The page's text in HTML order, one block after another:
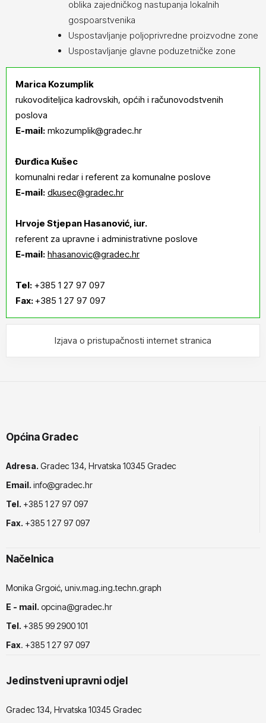
oblika zajedničkog nastupanja lokalnih
gospoarstvenika
Uspostavljanje poljoprivredne proizvodne zone
Uspostavljanje glavne poduzetničke zone
Marica Kozumplik
rukovoditeljica kadrovskih, općih i računovodstvenih
poslova
E-mail: mkozumplik@gradec.hr
Đurđica Kušec
komunalni redar i referent za komunalne poslove
E-mail: dkusec@gradec.hr
Hrvoje Stjepan Hasanović, iur.
referent za upravne i administrativne poslove
E-mail: hhasanovic@gradec.hr
Tel: +385 1 27 97 097
Fax:+385 1 27 97 097
Izjava o pristupačnosti internet stranica
Općina Gradec
Adresa. Gradec 134, Hrvatska 10345 Gradec
Email. info@gradec.hr
Tel. +385 1 27 97 097
Fax. +385 1 27 97 097
Načelnica
Monika Grgoić, univ.mag.ing.techn.graph
E - mail. opcina@gradec.hr
Tel. +385 99 2900 101
Fax. +385 1 27 97 097
Jedinstveni upravni odjel
Gradec 134, Hrvatska 10345 Gradec